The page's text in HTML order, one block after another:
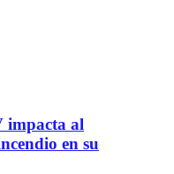
impacta al
en su